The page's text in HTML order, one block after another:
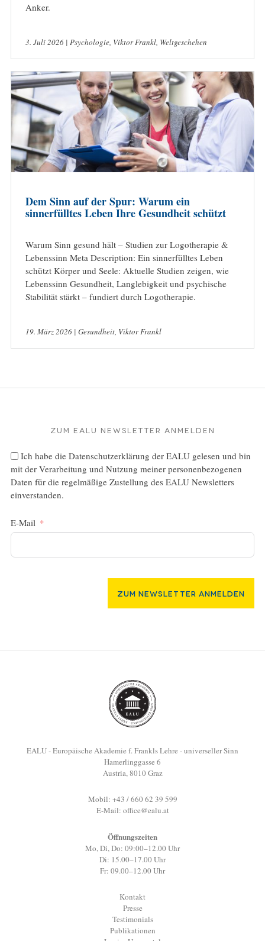
Anker.
3. Juli 2026 | Psychologie, Viktor Frankl, Weltgeschehen
Dem Sinn auf der Spur: Warum ein
sinnerfülltes Leben Ihre Gesundheit schützt
Warum Sinn gesund hält – Studien zur Logotherapie &
Lebenssinn Meta Description: Ein sinnerfülltes Leben
schützt Körper und Seele: Aktuelle Studien zeigen, wie
Lebenssinn Gesundheit, Langlebigkeit und psychische
Stabilität stärkt – fundiert durch Logotherapie.
19. März 2026 | Gesundheit, Viktor Frankl
Zum EALU Newsletter anmelden
Ich habe die Datenschutzerklärung der EALU gelesen und bin
mit der Verarbeitung und Nutzung meiner personenbezogenen
Daten für die regelmäßige Zustellung des EALU Newsletters
einverstanden.
E-Mail
Zum Newsletter Anmelden
EALU - Europäische Akademie f. Frankls Lehre - universeller Sinn
Hamerlinggasse 6
Austria, 8010 Graz
Mobil: +43 / 660 62 39 599
E-Mail: office@ealu.at
Öffnungszeiten
Mo, Di, Do: 09:00–12.00 Uhr
Di: 15.00–17.00 Uhr
Fr: 09.00–12.00 Uhr
Kontakt
Presse
Testimonials
Publikationen